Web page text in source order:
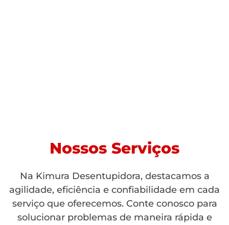
Nossos Serviços
Na Kimura Desentupidora, destacamos a
agilidade, eficiência e confiabilidade em cada
serviço que oferecemos. Conte conosco para
solucionar problemas de maneira rápida e